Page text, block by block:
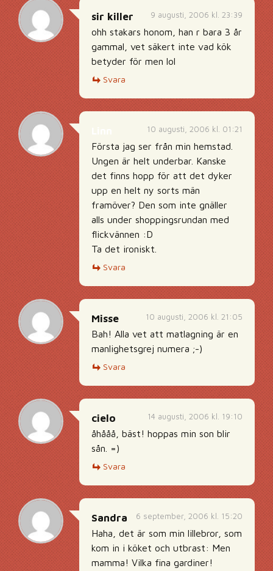
9 augusti, 2006 kl. 23:39
sir killer
ohh stakars honom, han r bara 3 år
gammal, vet säkert inte vad kök
betyder för men lol
Svara
10 augusti, 2006 kl. 01:21
Första jag ser från min hemstad.
Ungen är helt underbar. Kanske
det finns hopp för att det dyker
upp en helt ny sorts män
framöver? Den som inte gnäller
alls under shoppingsrundan med
flickvännen :D
Ta det ironiskt.
Svara
10 augusti, 2006 kl. 21:05
Misse
Bah! Alla vet att matlagning är en
manlighetsgrej numera ;-)
Svara
14 augusti, 2006 kl. 19:10
cielo
åhååå, bäst! hoppas min son blir
sån. =)
Svara
6 september, 2006 kl. 15:20
Sandra
Haha, det är som min lillebror, som
kom in i köket och utbrast: Men
mamma! Vilka fina gardiner!